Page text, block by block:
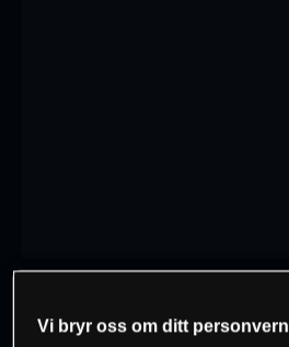
1 time dag
Vi bryr oss om ditt personvern